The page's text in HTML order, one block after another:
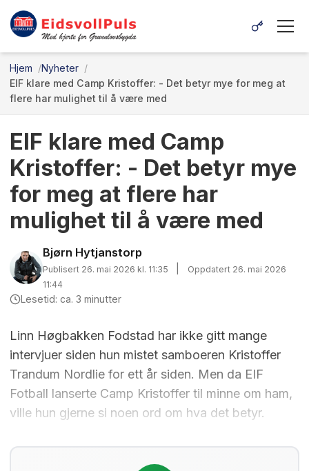
Hjem
Nyheter
EIF klare med Camp Kristoffer: - Det betyr mye for meg at
flere har mulighet til å være med
EIF klare med Camp
Kristoffer: - Det betyr mye
for meg at flere har
mulighet til å være med
Bjørn Hytjanstorp
Publisert 26. mai 2026 kl. 11:35
Oppdatert 26. mai 2026
11:44
Lesetid: ca. 3 minutter
Linn Høgbakken Fodstad har ikke gitt mange
intervjuer siden hun mistet samboeren Kristoffer
Trandum Nordlie for ett år siden. Men da EIF
Fotball lanserte Camp Kristoffer til minne om ham,
ville hun gjerne si noen ord om hva det betyr.